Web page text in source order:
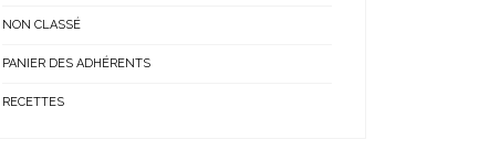
NON CLASSÉ
PANIER DES ADHÉRENTS
RECETTES